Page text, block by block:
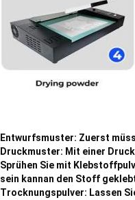
Entwurfsmuster: Zuerst
Druckmuster: Mit einer
Sprühen Sie mit
sein kannan den Stoff
Trocknungspulver: Lassen